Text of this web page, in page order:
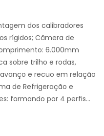
dos calibradores
rígidos; Câmera de
6.000mm
sobre trilho e rodas,
e recuo em relação
de Refrigeração e
formando por 4 perfis...